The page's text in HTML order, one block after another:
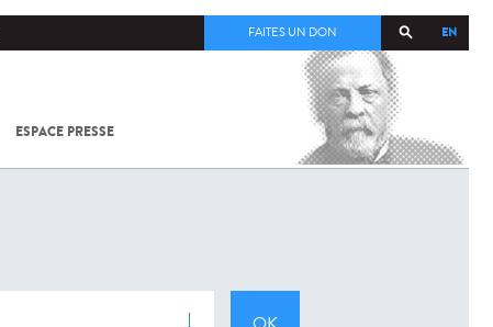
EN
FAITES UN DON
ESPACE PRESSE
COV-2 /